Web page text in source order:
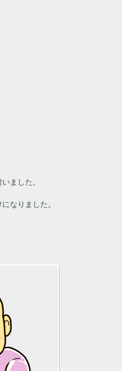
ました。
なりました。